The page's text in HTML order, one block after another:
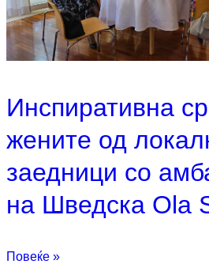
Инспиративна
жените од
заедници со
на Шведска Ola
Повеќе »